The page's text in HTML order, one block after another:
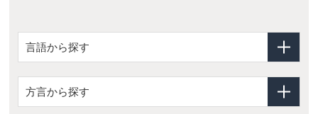
言語から探す
方言から探す